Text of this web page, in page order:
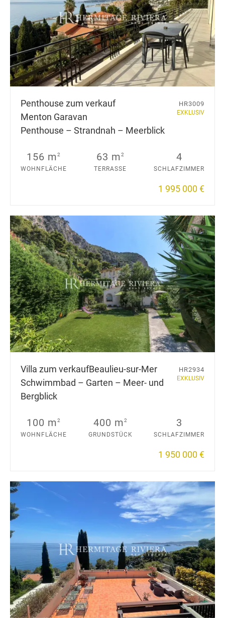
Penthouse zum verkauf
Menton Garavan
Penthouse – Strandnah – Meerblick
HR3009
EXKLUSIV
156 m2
WOHNFLÄCHE
63 m2
TERRASSE
4
SCHLAFZIMMER
1 995 000 €
Villa zum verkaufBeaulieu-sur-Mer
Schwimmbad – Garten – Meer- und
Bergblick
HR2934
EXKLUSIV
100 m2
WOHNFLÄCHE
400 m2
GRUNDSTÜCK
3
SCHLAFZIMMER
1 950 000 €